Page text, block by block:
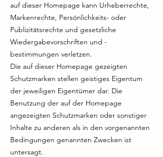
auf dieser Homepage kann Urheberrechte,
Markenrechte, Persönlichkeits- oder
Publizitätsrechte und gesetzliche
Wiedergabevorschriften und -
bestimmungen verletzen.
Die auf dieser Homepage gezeigten
Schutzmarken stellen geistiges Eigentum
der jeweiligen Eigentümer dar. Die
Benutzung der auf der Homepage
angezeigten Schutzmarken oder sonstiger
Inhalte zu anderen als in den vorgenannten
Bedingungen genannten Zwecken ist
untersagt.